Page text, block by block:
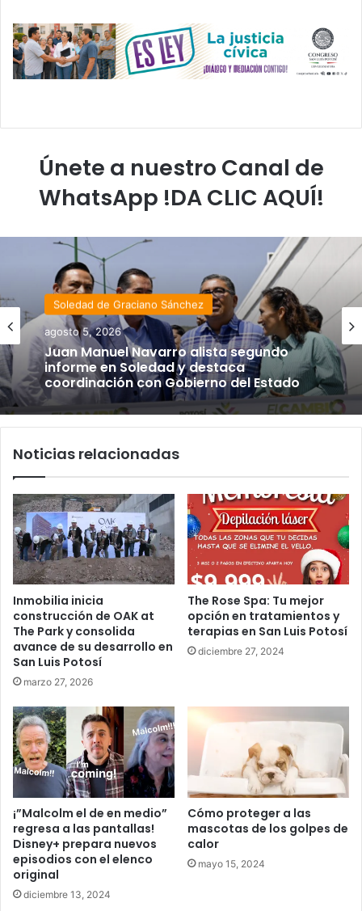
Únete a nuestro Canal de
WhatsApp !DA CLIC AQUÍ!
Soledad de Graciano Sánchez
agosto 5, 2026
Juan Manuel Navarro alista segundo
informe en Soledad y destaca
coordinación con Gobierno del Estado
Noticias relacionadas
Inmobilia inicia
construcción de OAK at
The Park y consolida
avance de su desarrollo en
San Luis Potosí
marzo 27, 2026
The Rose Spa: Tu mejor
opción en tratamientos y
terapias en San Luis Potosí
diciembre 27, 2024
¡”Malcolm el de en medio”
regresa a las pantallas!
Disney+ prepara nuevos
episodios con el elenco
original
diciembre 13, 2024
Cómo proteger a las
mascotas de los golpes de
calor
mayo 15, 2024